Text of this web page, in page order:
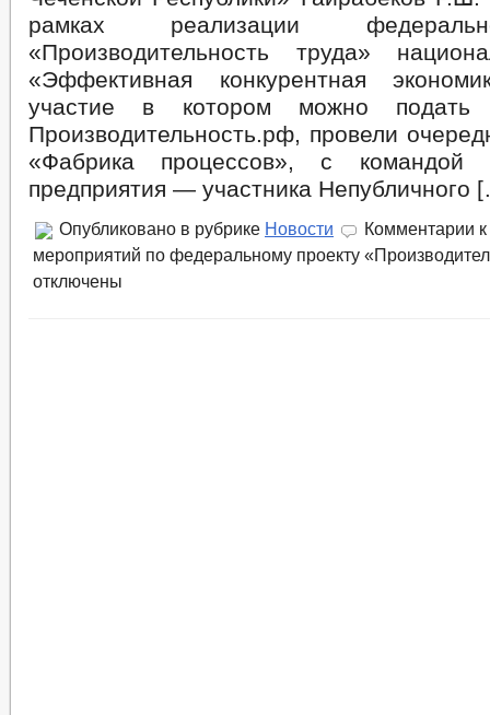
рамках реализации
«Производительность труда»
«Эффективная конкурентная
участие в котором можно подать
Производительность.рф, провели
«Фабрика процессов», с командой
предприятия — участника Непубличного
Опубликовано в рубрике Новости Комментарии
мероприятий по федеральному проекту
отключены